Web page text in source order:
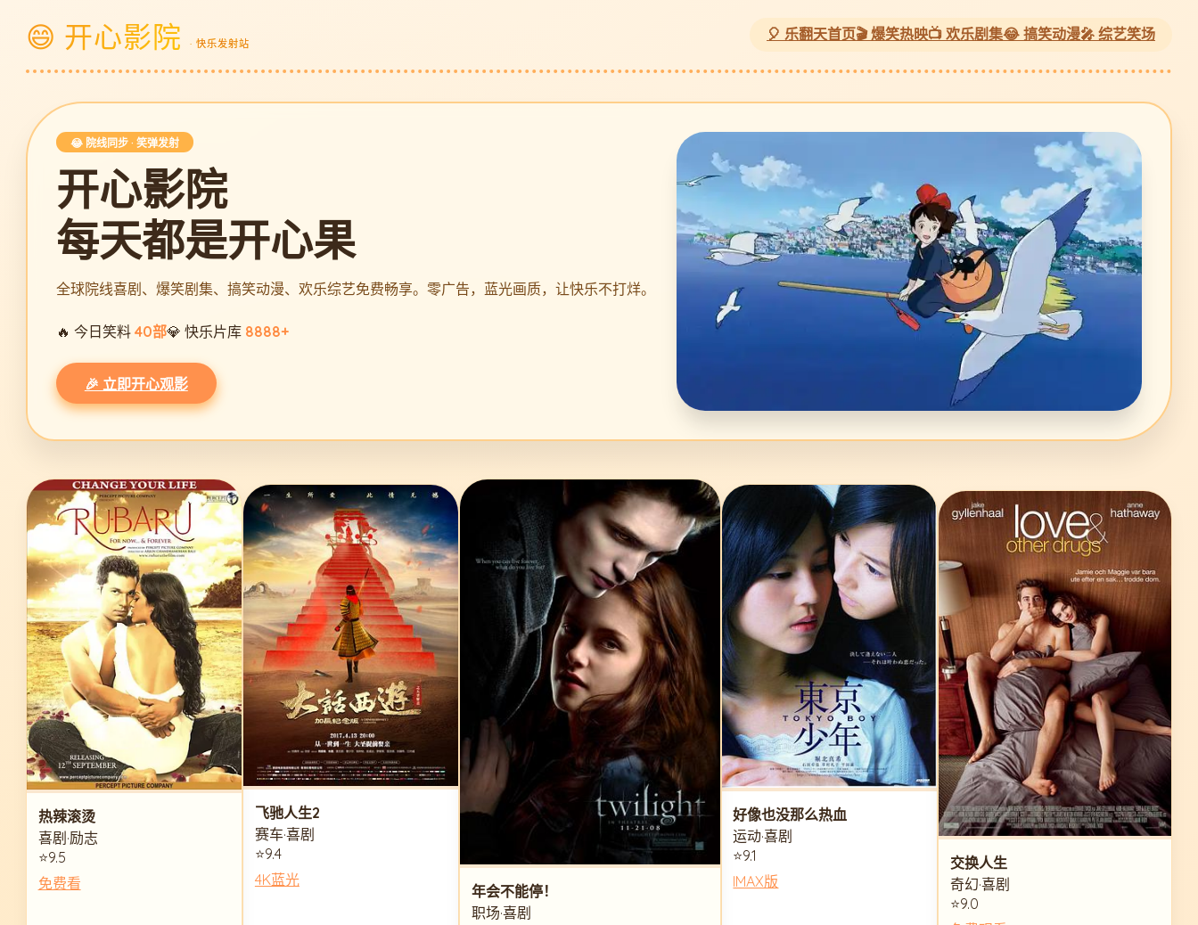
😄 开心影院 · 快乐发射站
🎈 乐翻天首页🎬 爆笑热映📺 欢乐剧集😂 搞笑动漫🎤 综艺笑场
😂 院线同步 · 笑弹发射
开心影院
每天都是开心果
全球院线喜剧、爆笑剧集、搞笑动漫、欢乐综艺免费畅享。零广告，蓝光画质，让快乐不打烊。
🔥 今日笑料 40部💎 快乐片库 8888+
🎉 立即开心观影
热辣滚烫
喜剧·励志
⭐9.5
免费看
飞驰人生2
赛车·喜剧
⭐9.4
4K蓝光
年会不能停！
职场·喜剧
好像也没那么热血
运动·喜剧
⭐9.1
IMAX版
交换人生
奇幻·喜剧
⭐9.0